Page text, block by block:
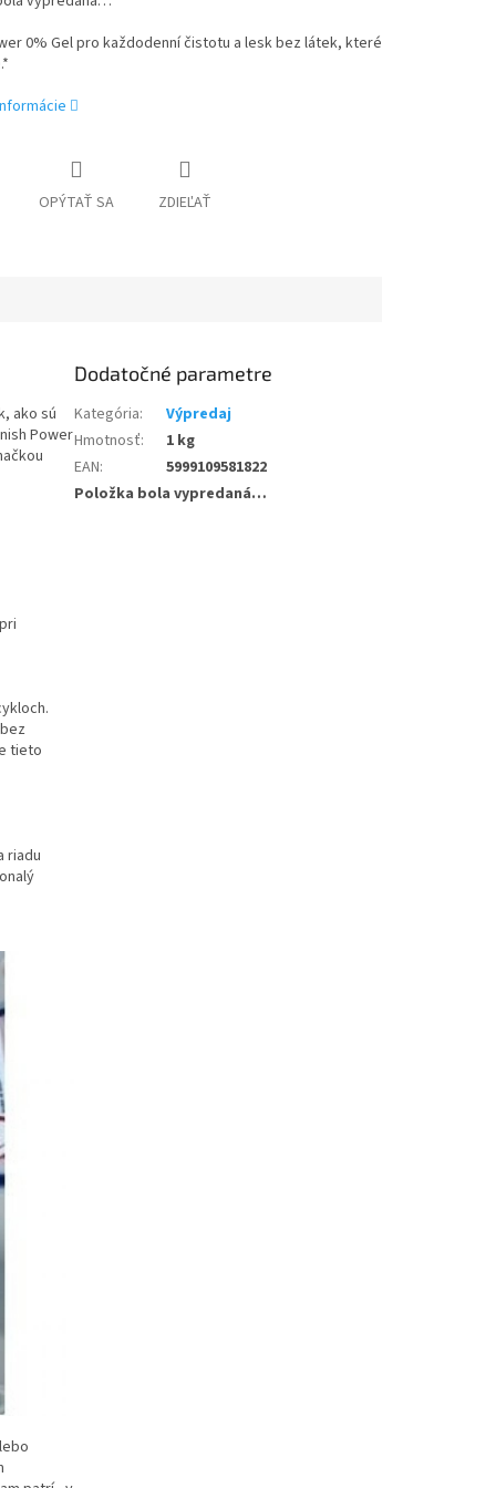
0% Gel pro každodenní čistotu a lesk bez látek, které
OPÝTAŤ SA ZDIEĽAŤ
ako sú
Power
tieto
riadu
Dodatočné parametre
Kategória:
Výpredaj
Hmotnosť:
1 kg
EAN:
5999109581822
Položka bola vypredaná…